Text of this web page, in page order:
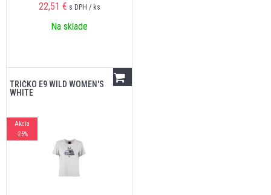
22,51 € s DPH / ks
Na sklade
TRIČKO E9 WILD WOMEN'S
WHITE
Akcia
-25%